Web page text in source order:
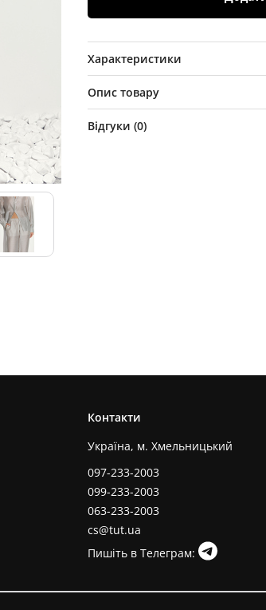
Характеристики
Опис товару
Відгуки (0)
Контакти
Україна, м. Хмельницький
097-233-2003
099-233-2003
063-233-2003
cs@tut.ua
Пишіть в Телеграм: